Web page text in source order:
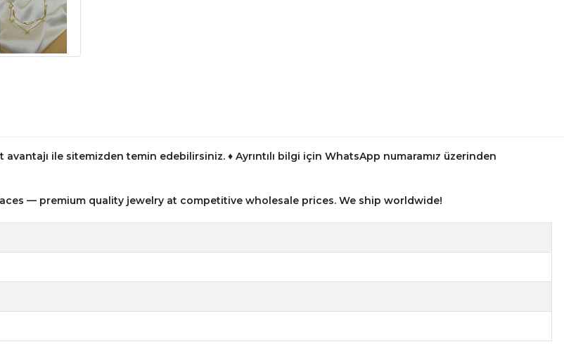
ile sitemizden temin edebilirsiniz. ♦ Ayrıntılı bilgi için WhatsApp numaramız üzerinden
— premium quality jewelry at competitive wholesale prices. We ship worldwide!